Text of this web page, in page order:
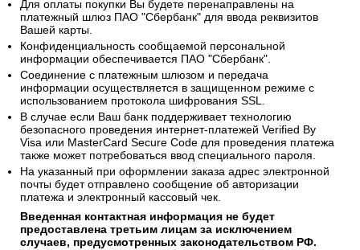
Для оплаты покупки Вы будете перенаправлены на
платежный шлюз ПАО "Сбербанк" для ввода реквизитов
Вашей карты.
Конфиденциальность сообщаемой персональной
информации обеспечивается ПАО "Сбербанк".
Соединение с платежным шлюзом и передача
информации осуществляется в защищенном режиме с
использованием протокола шифрования SSL.
В случае если Ваш банк поддерживает технологию
безопасного проведения интернет-платежей Verified By
Visa или MasterCard Secure Code для проведения платежа
также может потребоваться ввод специального пароля.
На указанный при оформлении заказа адрес электронной
почты будет отправлено сообщение об авторизации
платежа и электронный кассовый чек.
Введенная контактная информация не будет
предоставлена третьим лицам за исключением
случаев, предусмотренных законодательством РФ.